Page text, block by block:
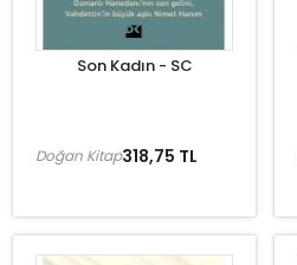
Son Kadın - SC
318,75 TL
Doğan Kitap